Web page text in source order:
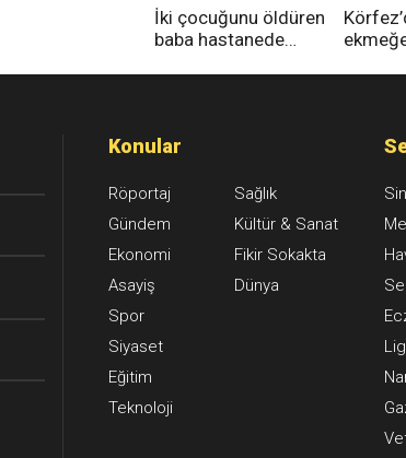
İki çocuğunu öldüren
baba hastanede
Konular
Röportaj
Gündem
Ekonomi
Asayiş
Spor
Siyaset
Eğitim
Teknoloji
Sağlık
Kültür & Sanat
Fikir Sokakta
Dünya